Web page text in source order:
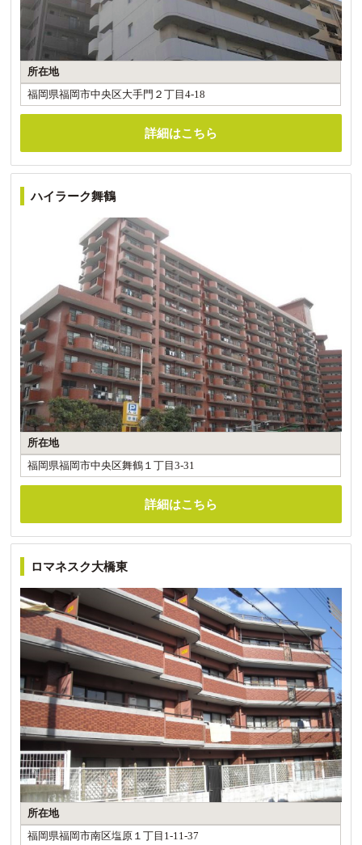
所在地
福岡県福岡市中央区大手門２丁目4-18
詳細はこちら
ハイラーク舞鶴
所在地
福岡県福岡市中央区舞鶴１丁目3-31
詳細はこちら
ロマネスク大橋東
所在地
福岡県福岡市南区塩原１丁目1-11-37